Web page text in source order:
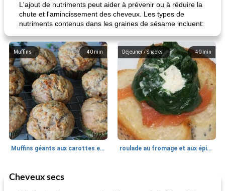
L'ajout de nutriments peut aider à prévenir ou à réduire la
chute et l'amincissement des cheveux. Les types de
nutriments contenus dans les graines de sésame incluent:
40 min
Muffins
Muffins géants aux carottes et à la banane de Nif
40 min
Déjeuner / Snacks
roulade au fromage et aux épinards
Marques de confiance: recettes et
Cheveux secs